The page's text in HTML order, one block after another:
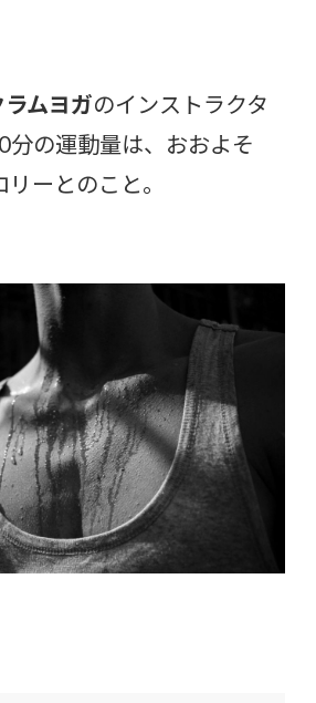
ラムヨガのインストラクタ
分の運動量は、おおよそ
ーとのこと。